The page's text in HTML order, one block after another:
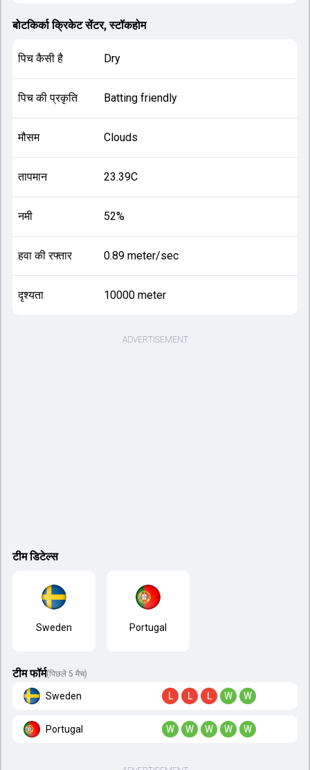
बोटकिर्का क्रिकेट सेंटर, स्टॉकहोम
पिच कैसी है Dry
पिच की प्रकृति Batting friendly
मौसम Clouds
तापमान 23.39C
नमी 52%
हवा की रफ्तार 0.89 meter/sec
दृश्यता 10000 meter
टीम डिटेल्स
Sweden Portugal
टीम फॉर्म(पिछले 5 मैच)
Sweden L L L W W
Portugal W W W W W